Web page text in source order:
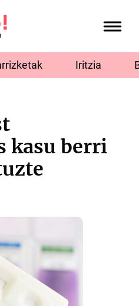
Iritzia
kasu berri